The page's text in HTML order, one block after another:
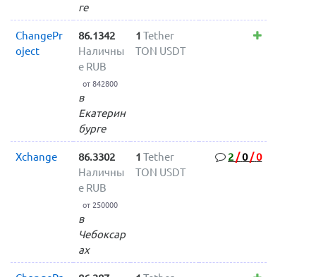
ге
ChangePr
oject
86.1342
Наличны
е RUB
от 842800
в
Екатерин
бурге
1 Tether
TON USDT
Xchange
86.3302
Наличны
е RUB
от 250000
в
Чебоксар
ах
1 Tether
TON USDT
2 /0/0